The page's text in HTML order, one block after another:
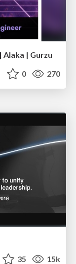
Alaka | Gurzu
0 270
35 15k